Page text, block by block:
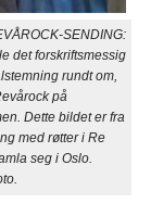
SENDING:
det forskriftsmessig
rundt om,
på
Dette bildet er fra
med røtter i Re
seg i Oslo.